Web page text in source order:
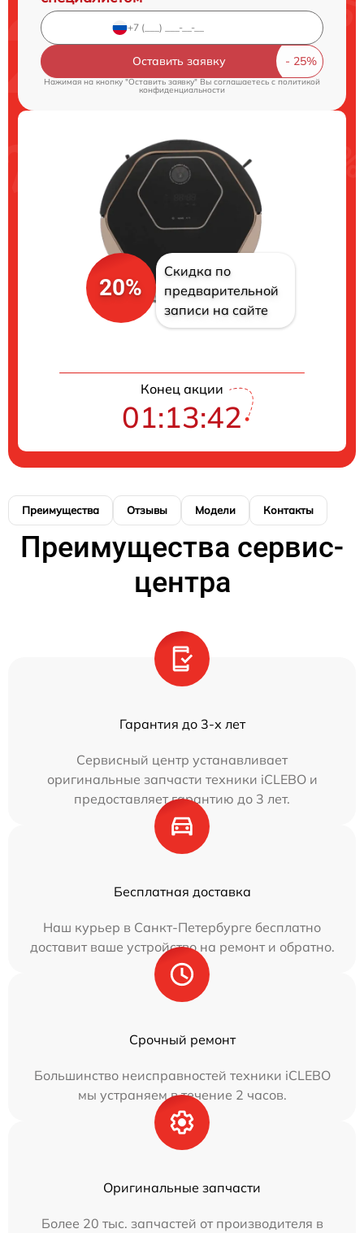
Оставить заявку
Нажимая на кнопку "Оставить заявку" Вы соглашаетесь cполитикой
конфиденциальности
20%
Скидка по
предварительной
записи на сайте
Конец акции
01:13:42
Преимущества Отзывы Модели Контакты
Преимущества сервис-
центра
Гарантия до 3-х лет
Сервисный центр устанавливает
оригинальные запчасти техники iCLEBO и
предоставляет гарантию до 3 лет.
Бесплатная доставка
Наш курьер в Санкт-Петербурге бесплатно
доставит ваше устройство на ремонт и обратно.
Срочный ремонт
Большинство неисправностей техники iCLEBO
мы устраняем в течение 2 часов.
Оригинальные запчасти
Более 20 тыс. запчастей от производителя в